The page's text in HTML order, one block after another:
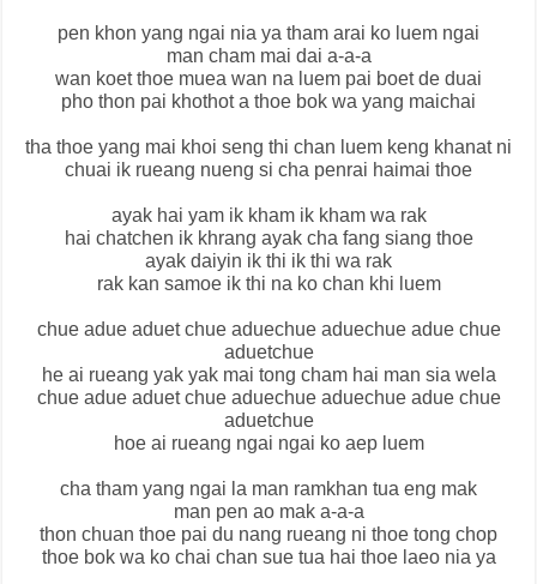
pen khon yang ngai nia ya tham arai ko luem ngai
man cham mai dai a-a-a
wan koet thoe muea wan na luem pai boet de duai
pho thon pai khothot a thoe bok wa yang maichai
tha thoe yang mai khoi seng thi chan luem keng khanat ni
chuai ik rueang nueng si cha penrai haimai thoe
ayak hai yam ik kham ik kham wa rak
hai chatchen ik khrang ayak cha fang siang thoe
ayak daiyin ik thi ik thi wa rak
rak kan samoe ik thi na ko chan khi luem
chue adue aduet chue aduechue aduechue adue chue
aduetchue
he ai rueang yak yak mai tong cham hai man sia wela
chue adue aduet chue aduechue aduechue adue chue
aduetchue
hoe ai rueang ngai ngai ko aep luem
cha tham yang ngai la man ramkhan tua eng mak
man pen ao mak a-a-a
thon chuan thoe pai du nang rueang ni thoe tong chop
thoe bok wa ko chai chan sue tua hai thoe laeo nia ya